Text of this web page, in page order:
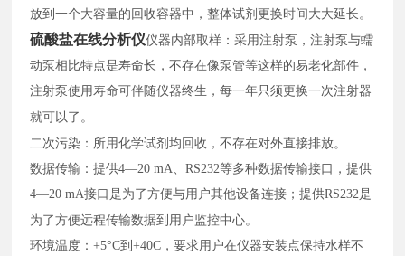
放到一个大容量的回收容器中，整体试剂更换时间大大延长。
硫酸盐在线分析仪仪器内部取样：采用注射泵，注射泵与蠕
动泵相比特点是寿命长，不存在像泵管等这样的易老化部件，
注射泵使用寿命可伴随仪器终生，每一年只须更换一次注射器
就可以了。
二次污染： 所用化学试剂均回收，不存在对外直接排放。
数据传输：提供4—20 mA、RS232等多种数据传输接口，提供
4—20 mA接口是为了方便与用户其他设备连接；提供RS232是
为了方便远程传输数据到用户监控中心。
环境温度：+5°C到+40C，要求用户在仪器安装点保持水样不